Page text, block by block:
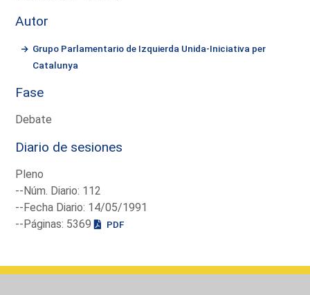
Autor
Grupo Parlamentario de Izquierda Unida-Iniciativa per
Catalunya
Fase
Debate
Diario de sesiones
Pleno
--Núm. Diario: 112
--Fecha Diario: 14/05/1991
--Páginas: 5369
PDF